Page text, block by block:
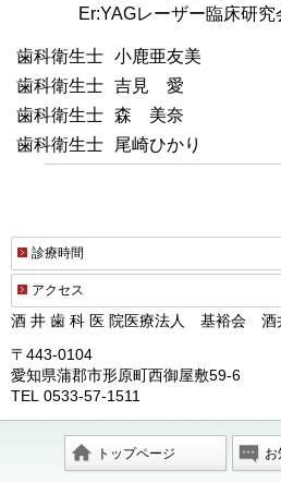
Er:YAGレーザー臨床研究
歯科衛生士 小鹿亜友美
歯科衛生士 吉見 愛
歯科衛生士 森 美奈
歯科衛生士
尾崎ひかり
診療時間
アクセス
酒 井 歯 科 医 院医療法人 基裕会 酒
〒443-0104
愛知県蒲郡市形原町西御屋敷59-6
TEL 0533-57-1511
トップページ お